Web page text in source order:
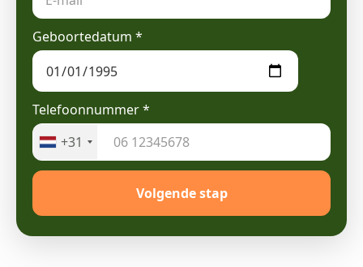
Geboortedatum *
Telefoonnummer*
+31
Volgende stap